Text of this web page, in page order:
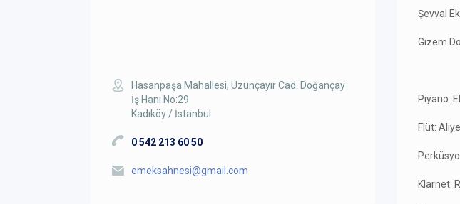
Hasanpaşa Mahallesi, Uzunçayır Cad. Doğançay
İş Hanı No:29
Kadıköy / İstanbul
0 542 213 60 50
emeksahnesi@gmail.com
Şevval
Gizem
Piyano:
Flüt:
Klarnet: